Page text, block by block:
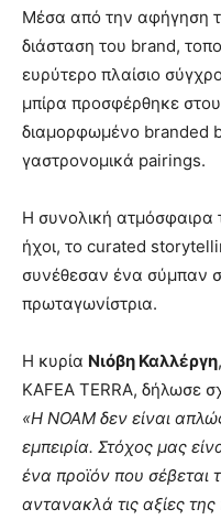
Μέσα από την αφήγηση
διάσταση του brand,
ευρύτερο πλαίσιο
μπίρα προσφέρθηκε
διαμορφωμένο branded
γαστρονομικά pairings.
Η συνολική ατμόσφαιρα
ήχοι, το curated
συνέθεσαν ένα σύμπαν
πρωταγωνίστρια.
H κυρία Νιόβη Καλλέργη
KAFEA TERRA, δήλωσε
«Η NOAM δεν είναι
εμπειρία. Στόχος μας
ένα προϊόν που
αντανακλά τις αξίες της